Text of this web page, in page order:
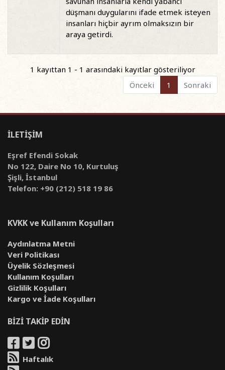
düşmanı duygularını ifade etmek isteyen
insanları hiçbir ayrım olmaksızın bir
araya getirdi.
1 kayıttan 1 - 1 arasındaki kayıtlar gösteriliyor
Önceki
1 Sonraki
İLETİŞİM
Eşref Efendi Sokak
No 122, Daire No 10, Kurtuluş
Şişli, İstanbul
Telefon: +90 (212) 518 19 86
KVKK ve Kullanım Koşulları
Aydınlatma Metni
Veri Politikası
Üyelik Sözleşmesi
Kullanım Koşulları
Gizlilik Koşulları
Kargo ve İade Koşulları
BİZİ TAKİP EDİN
Haftalık